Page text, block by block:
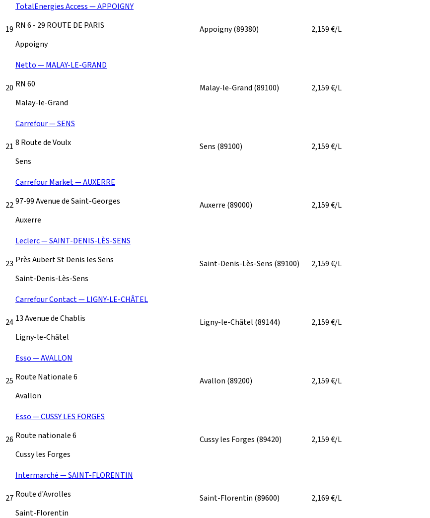
19
TotalEnergies Access — APPOIGNY
RN 6 - 29 ROUTE DE PARIS
Appoigny
Appoigny(89380) 2,159€/L
20
Netto — MALAY-LE-GRAND
RN 60
Malay-le-Grand
Malay-le-Grand (89100) 2,159€/L
21
Carrefour — SENS
8 Route de Voulx
Sens
Sens (89100) 2,159€/L
22
Carrefour Market — AUXERRE
97-99 Avenue de Saint-Georges
Auxerre
Auxerre (89000) 2,159€/L
23
Leclerc — SAINT-DENIS-LÈS-SENS
Près Aubert St Denis les Sens
Saint-Denis-Lès-Sens
Saint-Denis-Lès-Sens (89100) 2,159€/L
24
Carrefour Contact — LIGNY-LE-CHÂTEL
13 Avenue de Chablis
Ligny-le-Châtel
Ligny-le-Châtel (89144) 2,159€/L
25
Esso — AVALLON
Route Nationale 6
Avallon
Avallon (89200) 2,159€/L
26
Esso — CUSSY LES FORGES
Route nationale 6
Cussy les Forges
Cussy les Forges (89420) 2,159€/L
27
Intermarché — SAINT-FLORENTIN
Route d'Avrolles
Saint-Florentin
Saint-Florentin (89600) 2,169€/L